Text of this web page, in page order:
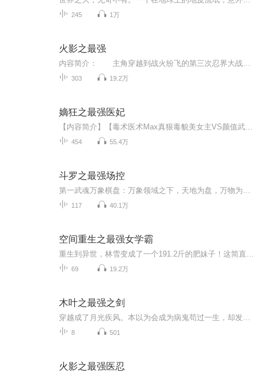
245 1万
火影之最强
303 19.2万
嫡狂之最强医妃
454 55.4万
斗罗之最强场控
117 40.1万
空间重生之最强女学霸
69 19.2万
木叶之最强之剑
8 501
火影之最强医忍